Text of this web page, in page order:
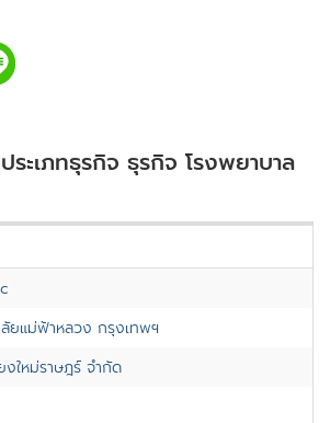
ะเภทธุรกิจ ธุรกิจ โรงพยาบาล
ยแม่ฟ้าหลวง กรุงเทพฯ
งใหม่ราษฎร์ จำกัด